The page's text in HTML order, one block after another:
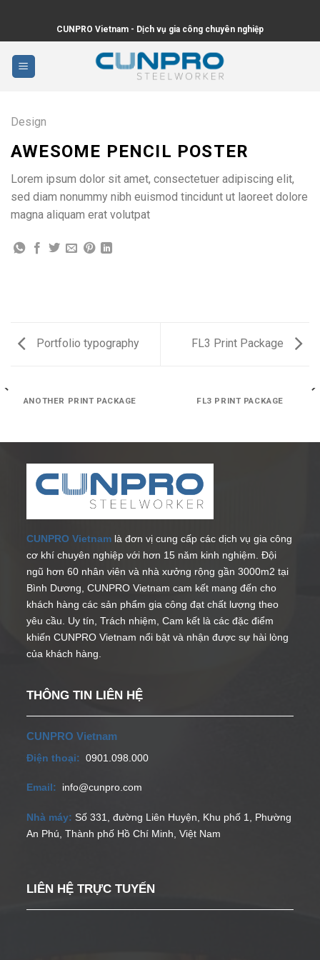
content
CUNPRO Vietnam - Dịch vụ gia công chuyên nghiệp
Design
AWESOME PENCIL POSTER
Lorem ipsum dolor sit amet, consectetuer adipiscing elit,
sed diam nonummy nibh euismod tincidunt ut laoreet dolore
magna aliquam erat volutpat
Portfolio typography FL3 Print Package
ANOTHER PRINT PACKAGE FL3 PRINT PACKAGE
CUNPRO Vietnam là đơn vị cung cấp các dịch vụ gia công
cơ khí chuyên nghiệp với hơn 15 năm kinh nghiệm. Đội
ngũ hơn 60 nhân viên và nhà xưởng rộng gần 3000m2 tại
Bình Dương, CUNPRO Vietnam cam kết mang đến cho
khách hàng các sản phẩm gia công đạt chất lượng theo
yêu cầu. Uy tín, Trách nhiệm, Cam kết là các đặc điểm
khiến CUNPRO Vietnam nổi bật và nhận được sự hài lòng
của khách hàng.
THÔNG TIN LIÊN HỆ
CUNPRO Vietnam
Điện thoại: 0901.098.000
Email: info@cunpro.com
Nhà máy: Số 331, đường Liên Huyện, Khu phố 1, Phường
An Phú, Thành phố Hồ Chí Minh, Việt Nam
LIÊN HỆ TRỰC TUYẾN